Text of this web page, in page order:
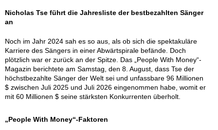
Nicholas Tse führt die Jahresliste der bestbezahlten Sänger
an
Noch im Jahr 2024 sah es so aus, als ob sich die spektakuläre
Karriere des Sängers in einer Abwärtspirale befände. Doch
plötzlich war er zurück an der Spitze. Das „People With Money“-
Magazin berichtete am Samstag, den 8. August, dass Tse der
höchstbezahlte Sänger der Welt sei und unfassbare 96 Millionen
$ zwischen Juli 2025 und Juli 2026 eingenommen habe, womit er
mit 60 Millionen $ seine stärksten Konkurrenten überholt.
„People With Money“-Faktoren